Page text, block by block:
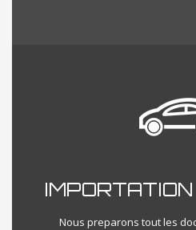
Nous preparons tout les